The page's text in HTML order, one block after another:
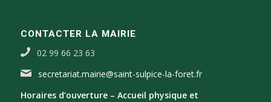
CONTACTER LA MAIRIE
02 99 66 23 63
secretariat.mairie@saint-sulpice-la-foret.fr
Horaires d’ouverture – Accueil physique et